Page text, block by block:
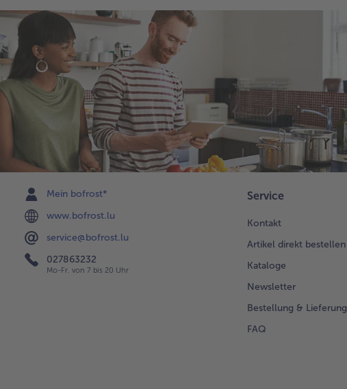
Mein bofrost*
www.bofrost.lu
service@bofrost.lu
027863232
Mo-Fr. von 7 bis 20 Uhr
Service
Kontakt
Artikel direkt bestellen
Kataloge
Newsletter
Bestellung & Lieferung
FAQ